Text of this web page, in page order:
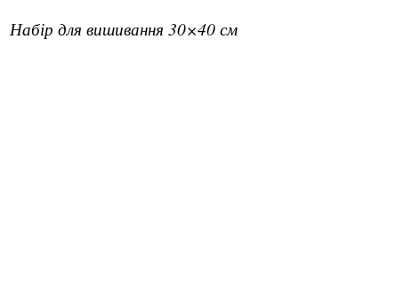
набір для вишивання 30×40 см